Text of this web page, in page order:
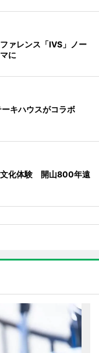
ァレンス「IVS」ノー
に
ーキハウスがコラボ
文化体験 開山800年遠